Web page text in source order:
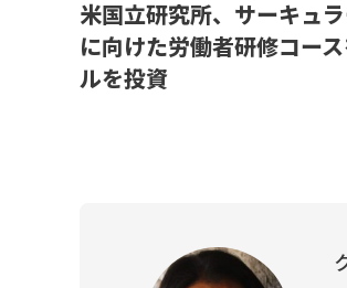
米国立研究所、サーキュ
に向けた労働者研修コー
ルを投資